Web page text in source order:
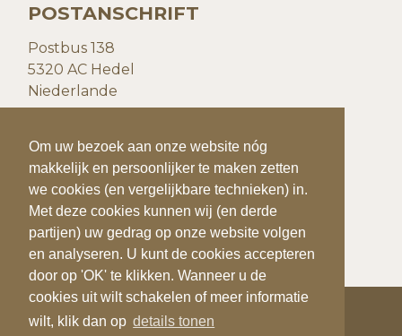
Om uw bezoek aan onze website nóg
makkelijk en persoonlijker te maken zetten
we cookies (en vergelijkbare technieken) in.
Met deze cookies kunnen wij (en derde
partijen) uw gedrag op onze website volgen
en analyseren. U kunt de cookies accepteren
door op 'OK' te klikken. Wanneer u de
cookies uit wilt schakelen of meer informatie
wilt, klik dan op details tonen
POSTANSCHRIFT
Postbus 138
5320 AC Hedel
Niederlande
KONTAKTDATEN
T:+31(0)73 599 20 93
F:+31(0)73 599 41 25
E:info@quiks.nl
COPYRIGHT 2026